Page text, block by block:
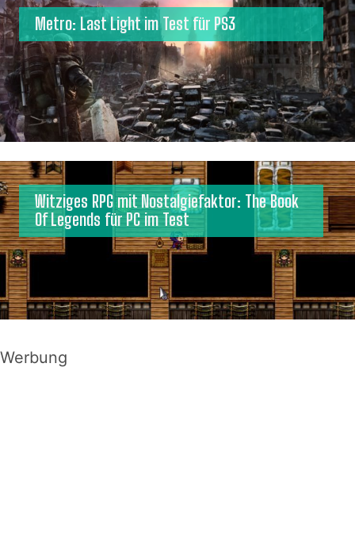
Metro: Last Light im Test für PS3
Witziges RPG mit Nostalgiefaktor: The Book
Of Legends für PC im Test
Werbung